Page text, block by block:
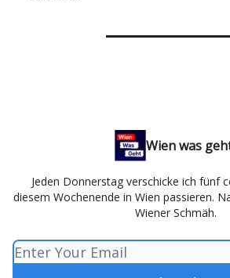
Wien was
Jeden Donnerstag verschicke ich fünf
diesem Wochenende in Wien passieren.
Wiener Schmäh.